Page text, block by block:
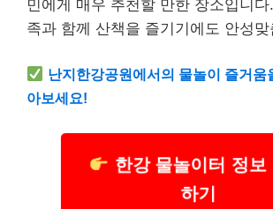
민에게 매우 추천할 만한 장소입니
족과 함께 산책을 즐기기에도 안성
난지한강공원에서의 물놀이 즐거움
아보세요!
한강 물놀이터 정보
하기